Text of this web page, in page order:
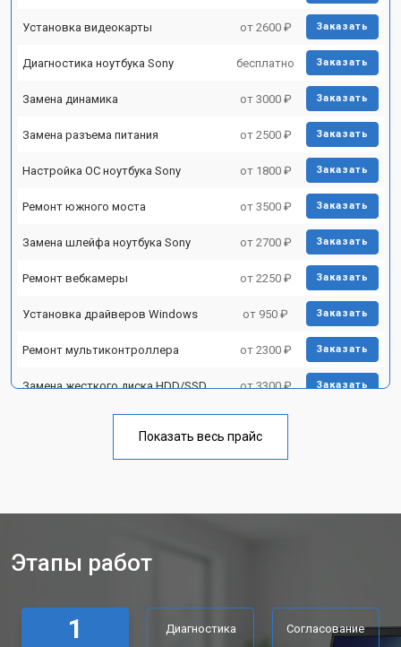
Установка видеокарты от 2600 ₽ Заказать
Диагностика ноутбука Sony бесплатно Заказать
Замена динамика от 3000 ₽ Заказать
Замена разъема питания от 2500 ₽ Заказать
Настройка ОС ноутбука Sony от 1800 ₽ Заказать
Ремонт южного моста от 3500 ₽ Заказать
Замена шлейфа ноутбука Sony от 2700 ₽ Заказать
Ремонт вебкамеры от 2250 ₽ Заказать
Установка драйверов Windows от 950 ₽ Заказать
Ремонт мультиконтроллера от 2300 ₽ Заказать
Замена жесткого диска HDD/SSD от 3300 ₽ Заказать
Замена тачпада ноутбука Sony от 1500 ₽
Замена материнской платы
Замена Wi-Fi ноутбука Sony от 2200 ₽ Заказать
Показать весь прайс
Этапы работ
1 Диагностика Согласование